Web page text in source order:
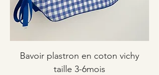
Bavoir plastron en coton vichy
taille 3-6mois